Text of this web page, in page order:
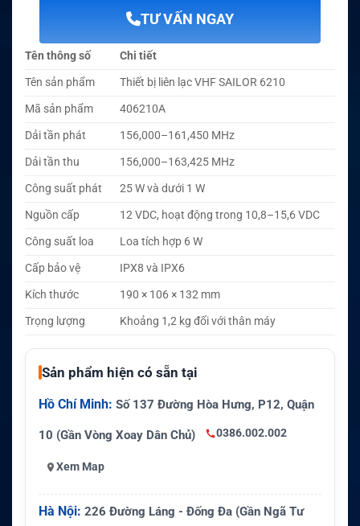
TƯ VẤN NGAY
Tên thông số
Chi tiết
Tên sản phẩm
Thiết bị liên lạc VHF SAILOR 6210
Mã sản phẩm
406210A
Dải tần phát
156,000–161,450 MHz
Dải tần thu
156,000–163,425 MHz
Công suất phát
25 W và dưới 1 W
Nguồn cấp
12 VDC, hoạt động trong 10,8–15,6 VDC
Công suất loa
Loa tích hợp 6 W
Cấp bảo vệ
IPX8 và IPX6
Kích thước
190 × 106 × 132 mm
Trọng lượng
Khoảng 1,2 kg đối với thân máy
Sản phẩm hiện có sẵn tại
Hồ Chí Minh: Số 137 Đường Hòa Hưng, P12, Quận
10 (Gần Vòng Xoay Dân Chủ) 0386.002.002
Xem Map
Hà Nội: 226 Đường Láng - Đống Đa (Gần Ngã Tư